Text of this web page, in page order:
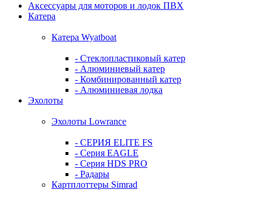
Аксессуары для моторов и лодок ПВХ
Катера
Катера Wyatboat
- Cтеклопластиковый катер
- Алюминиевый катер
- Комбинированный катер
- Алюминиевая лодка
Эхолоты
Эхолоты Lowrance
- СЕРИЯ ELITE FS
- Серия EAGLE
- Серия HDS PRO
- Радары
Картплоттеры Simrad